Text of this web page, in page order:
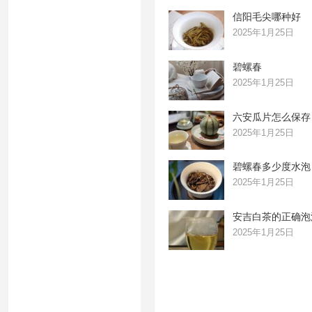
信阳毛尖哪种好
2025年1月25日
碧螺春
2025年1月25日
六安瓜片怎么保存
2025年1月25日
碧螺春多少度水泡
2025年1月25日
安吉白茶的正确
2025年1月25日